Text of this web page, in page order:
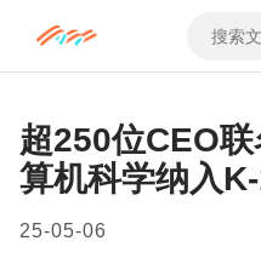
超250位CEO
算机科学纳入
25-05-06